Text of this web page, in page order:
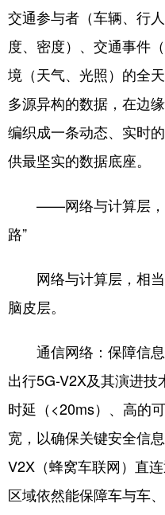
交通参与者（车辆、行
度、密度）、交通事件
境（天气、光照）的全
多源异构的数据，在边
编织成一条动态、实时
供最坚实的数据底座。
——网络与计算层，
路”
网络与计算层，相当
脑皮层。
通信网络：保障信息
出行5G-V2X及其演进
时延（<20ms）、高的
宽，以确保关键安全信
V2X（蜂窝车联网）直
区域依然能保障车与车